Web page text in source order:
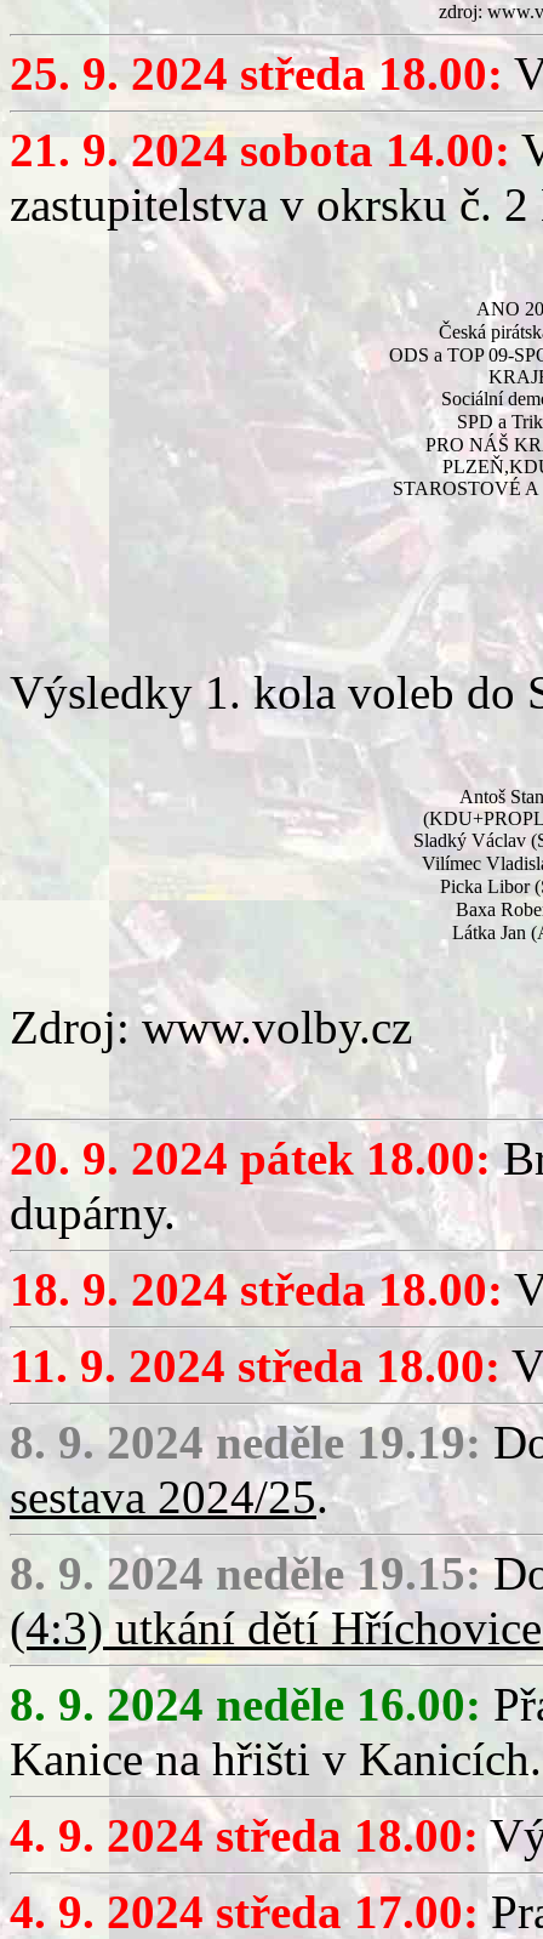
zdroj:
25. 9. 2024 středa 18.00:
21. 9. 2024 sobota 14.00:
zastupitelstva v okrsku č.
ANO
Česká
ODS a TOP 09-
Sociální
SPD a
PRO NÁŠ
STAROSTOVÉ
Výsledky 1. kola voleb do
Antoš
Sladký Václav
Vilímec
Picka Libor
Baxa
Látka Jan
Zdroj: www.volby.cz
20. 9. 2024 pátek 18.00:
dupárny.
18. 9. 2024 středa 18.00:
11. 9. 2024 středa 18.00:
8. 9. 2024 neděle 19.19:
sestava 2024/25.
8. 9. 2024 neděle 19.15:
(4:3) utkání dětí
8. 9. 2024 neděle 16.00:
Kanice na hřišti v Kanicích.
4. 9. 2024 středa 18.00:
4. 9. 2024 středa 17.00: